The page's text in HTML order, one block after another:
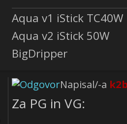
Aqua v1 iStick TC40W
Aqua v2 iStick 50W
BigDripper
Napisal/-a
Za PG in VG: